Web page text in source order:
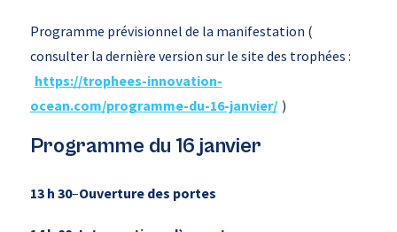
Programme prévisionnel de la manifestation (
consulter la dernière version sur le site des trophées :
https://trophees-innovation-
ocean.com/programme-du-16-janvier/ )
Programme du 16 janvier
13 h 30–Ouverture des portes